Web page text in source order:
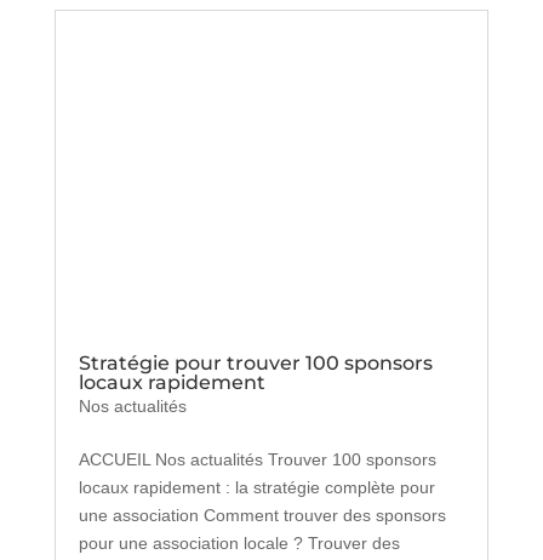
Stratégie pour trouver 100 sponsors
locaux rapidement
Nos actualités
ACCUEIL Nos actualités Trouver 100 sponsors
locaux rapidement : la stratégie complète pour
une association Comment trouver des sponsors
pour une association locale ? Trouver des